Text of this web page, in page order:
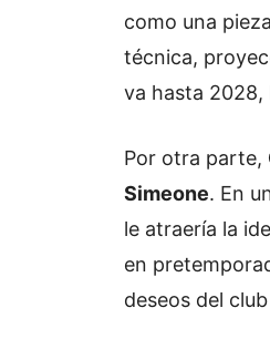
como una
técnica,
va hasta 2028,
Por otra parte,
Simeone. En
le atraería la
en
deseos del